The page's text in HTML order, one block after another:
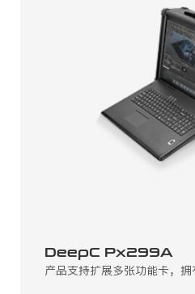
DeepC Px299A
产品支持扩展多张功能卡，拥